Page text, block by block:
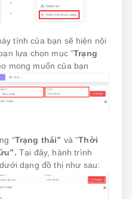
tính của bạn sẽ hiện nội
lựa chọn mục “Trạng
mong muốn của bạn
“Trạng thái” và “Thời
Tại đây, hành trình
dạng đồ thị như sau: